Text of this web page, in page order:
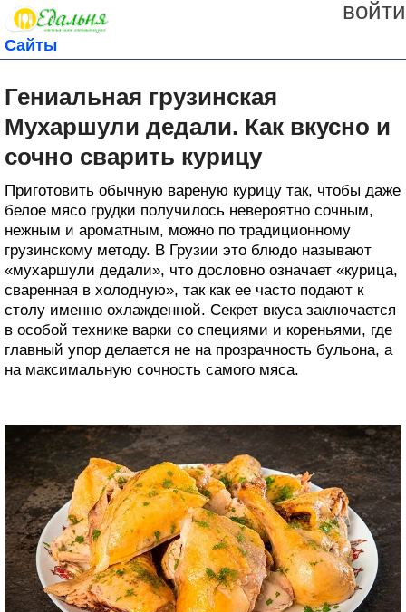
войти
Сайты
Гениальная грузинская
Мухаршули дедали. Как вкусно и
сочно сварить курицу
Приготовить обычную вареную курицу так, чтобы даже
белое мясо грудки получилось невероятно сочным,
нежным и ароматным, можно по традиционному
грузинскому методу. В Грузии это блюдо называют
«мухаршули дедали», что дословно означает «курица,
сваренная в холодную», так как ее часто подают к
столу именно охлажденной. Секрет вкуса заключается
в особой технике варки со специями и кореньями, где
главный упор делается не на прозрачность бульона, а
на максимальную сочность самого мяса.